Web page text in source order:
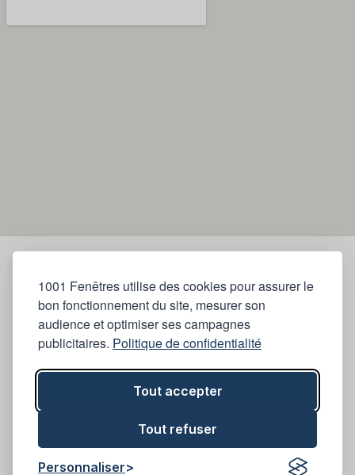
1001 Fenêtres utilise des cookies pour assurer le
bon fonctionnement du site, mesurer son
audience et optimiser ses campagnes
publicitaires. Politique de confidentialité
Tout accepter
Tout refuser
Personnaliser